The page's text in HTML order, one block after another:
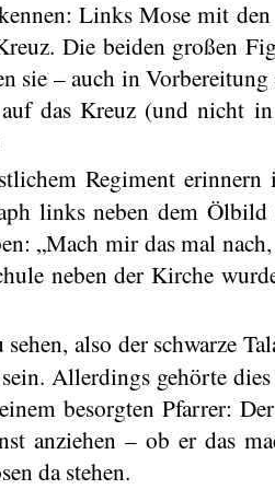
LinksMose mit den
Die beiden großen
sie – auch in
das Kreuz (und nicht
Regiment
links neben dem
„Mach mir das mal
neben der Kirche
also der schwarze
Allerdings gehörte
besorgten Pfarrer:
anziehen – ob er das
da stehen.